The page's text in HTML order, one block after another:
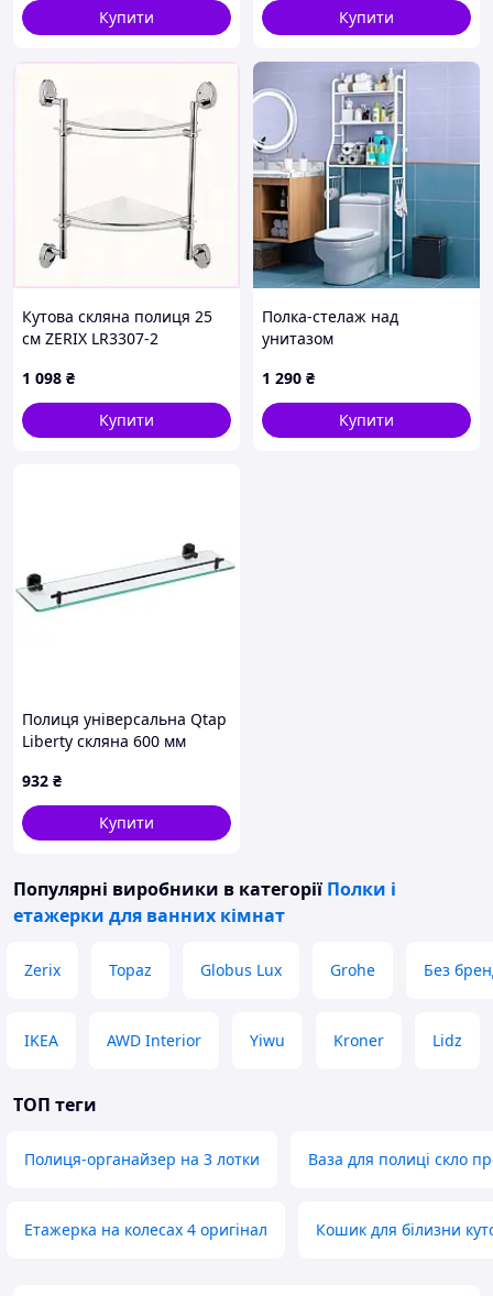
Купити
Купити
Кутова скляна полиця 25
см ZERIX LR3307-2
1 098 ₴
Купити
Полка-стелаж над
унитазом
1 290 ₴
Купити
Полиця універсальна Qtap
Liberty скляна 600 мм
932 ₴
Купити
Популярні виробники в категорії Полки і
етажерки для ванних кімнат
Zerix Topaz Globus Lux Grohe Без
IKEA AWD Interior Yiwu Kroner Lidz
ТОП теги
Полиця-органайзер на 3 лотки Ваза для полиці скло
Етажерка на колесах 4 оригінал Кошик для білизни